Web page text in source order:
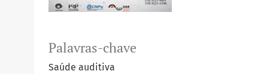
Palavras-chave
Saúde auditiva